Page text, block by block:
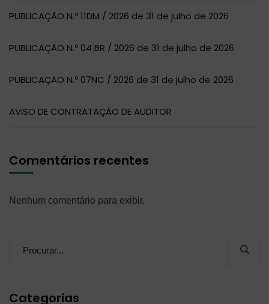
PUBLICAÇÃO N.º 11DM / 2026 de 31 de julho de 2026
PUBLICAÇÃO N.º 04 BR / 2026 de 31 de julho de 2026
PUBLICAÇÃO N.º 07NC / 2026 de 31 de julho de 2026
AVISO DE CONTRATAÇÃO DE AUDITOR
Comentários recentes
Nenhum comentário para exibir.
Categorias